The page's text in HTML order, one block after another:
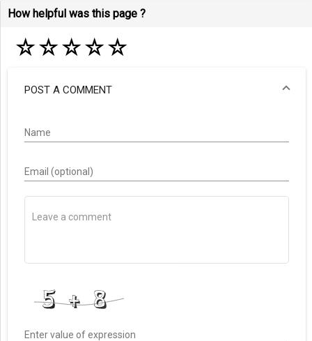
How helpful was this page ?
☆☆☆☆☆
POST A COMMENT
Name
Email (optional)
Enter value of expression